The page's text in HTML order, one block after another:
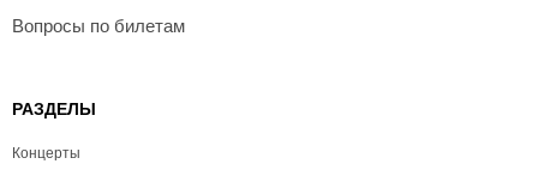
Вопросы по билетам
РАЗДЕЛЫ
Концерты